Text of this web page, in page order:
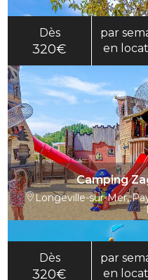
Dès
320€
par
en
Camping
Longeville-sur-Mer,
Dès
320€
par
en